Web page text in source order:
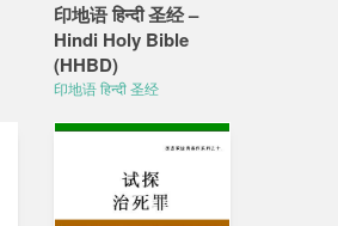
印地语 हिन्दी 圣经 –
Hindi Holy Bible
(HHBD)
印地语 हिन्दी 圣经